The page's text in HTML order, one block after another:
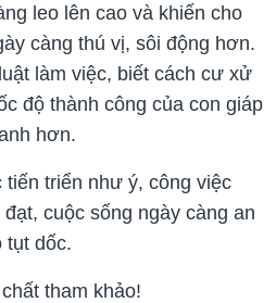
leo lên cao và khiến cho
càng thú vị, sôi động hơn.
làm việc, biết cách cư xử
độ thành công của con giáp
hơn.
triển như ý, công việc
cuộc sống ngày càng an
tụt dốc.
tham khảo!